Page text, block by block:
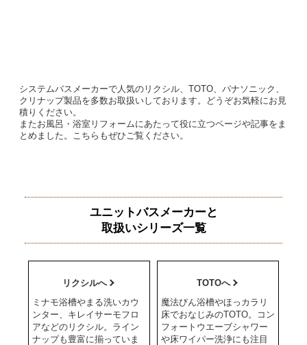
システムバスメーカーで人気のリクシル、TOTO、パナソニック、
クリナップ製品を多数お取扱いしております。どうぞお気軽にお見
積りください。
またお風呂・浴室リフォームにあたって役に立つページや記事をま
とめました。こちらもぜひご覧ください。
ユニットバスメーカーと
取扱いシリーズ一覧
リクシルへ
ミナモ浴槽やまる洗いカウ
ンター、キレイサーモフロ
アなどのリクシル。ライン
ナップも豊富に揃っていま
TOTOへ
魔法びん浴槽やほっカラリ
床でおなじみのTOTO。コン
フォートウエーブシャワー
や床ワイパー洗浄にも注目